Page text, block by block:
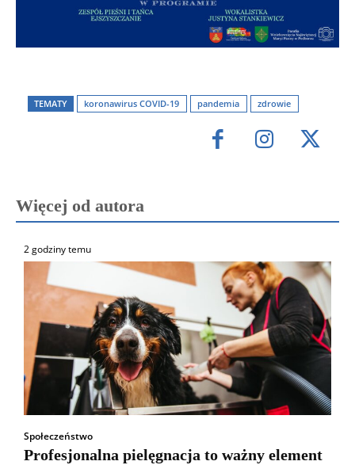
TEMATY koronawirus COVID-19 pandemia zdrowie
Więcej od autora
2 godziny temu
Społeczeństwo
Profesjonalna pielęgnacja to ważny element